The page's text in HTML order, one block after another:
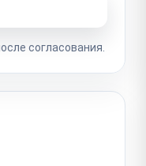
согласования.